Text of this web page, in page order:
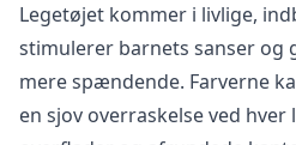
Legetøjet kommer i livlige,
stimulerer barnets sanser og
mere spændende. Farverne
en sjov overraskelse ved